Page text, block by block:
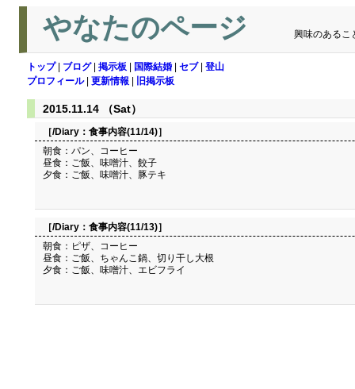
やなたのページ 興味のあるこ
トップ| ブログ| 掲示板 国際結婚 セブ| 登山
プロフィール| 更新情報 旧掲示板
2015.11.14 （Sat）
［/Diary： 食事内容(11/14)］
朝食：パン、コーヒー
昼食：ご飯、味噌汁、餃子
夕食：ご飯、味噌汁、豚テキ
［/Diary： 食事内容(11/13)］
朝食：ピザ、コーヒー
昼食：ご飯、ちゃんこ鍋、切り干し大根
夕食：ご飯、味噌汁、エビフライ